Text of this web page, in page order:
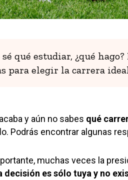
qué estudiar, ¿qué
para elegir la carrera
y aún no sabes qué
Podrás encontrar algunas
muchas veces la
decisión es sólo tuya y no